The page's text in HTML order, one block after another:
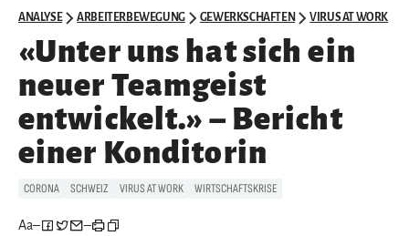
ANALYSE ARBEITERBEWEGUNG GEWERKSCHAFTEN VIRUS AT WORK
«Unter uns hat sich ein
neuer Teamgeist
entwickelt.» – Bericht
einer Konditorin
CORONA SCHWEIZ VIRUS AT WORK WIRTSCHAFTSKRISE
Aa– –